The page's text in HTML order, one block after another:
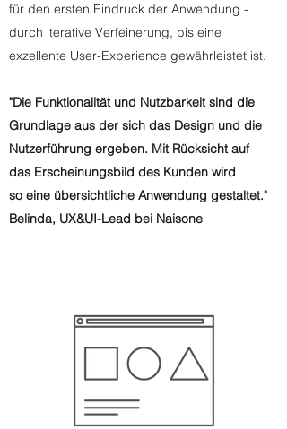
für den ersten Eindruck der Anwendung -
durch iterative Verfeinerung, bis eine
exzellente User-Experience gewährleistet ist.
"Die Funktionalität und Nutzbarkeit sind die
Grundlage aus der sich das Design und die
Nutzerführung ergeben. Mit Rücksicht auf
das Erscheinungsbild des Kunden wird
so eine übersichtliche Anwendung gestaltet."
Belinda, UX&UI-Lead bei Naisone